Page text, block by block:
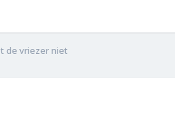
de vriezer niet